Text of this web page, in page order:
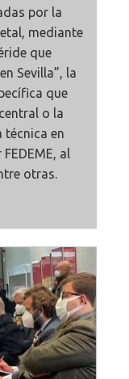
por la
mediante
que
Sevilla”, la
que
o la
técnica en
al
otras.